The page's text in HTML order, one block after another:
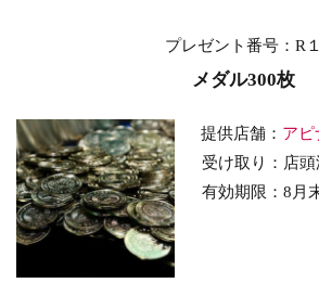
プレゼント番号：R１
メダル300枚
提供店舗： アピ
受け取り：店頭
有効期限：8 月